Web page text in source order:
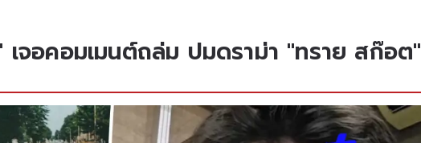
จอคอมเมนต์ถล่ม ปมดราม่า "ทราย สก๊อต"